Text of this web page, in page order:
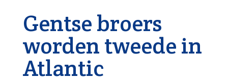
Gentse broers
worden tweede in
Atlantic